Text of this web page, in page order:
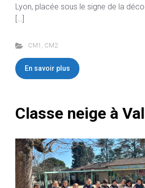
Lyon, placée sous le signe de la
[…]
CM1 CM2
En savoir plus
Classe neige à